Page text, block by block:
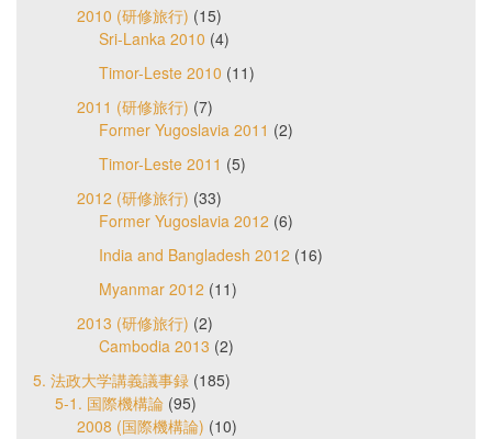
2010 (研修旅行) (15)
Sri-Lanka 2010 (4)
Timor-Leste 2010 (11)
2011 (研修旅行) (7)
Former Yugoslavia 2011 (2)
Timor-Leste 2011 (5)
2012 (研修旅行) (33)
Former Yugoslavia 2012 (6)
India and Bangladesh 2012 (16)
Myanmar 2012 (11)
2013 (研修旅行) (2)
Cambodia 2013 (2)
5. 法政大学講義議事録 (185)
5-1. 国際機構論 (95)
2008 (国際機構論) (10)